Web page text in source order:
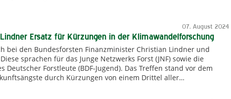
07. August 2024
Ersatz für Kürzungen in der Klimawandelforschung
bei den Bundesforsten Finanzminister Christian Lindner und
sprachen für das Junge Netzwerks Forst (JNF) sowie die
Deutscher Forstleute (BDF-Jugend). Das Treffen stand vor dem
durch Kürzungen von einem Drittel aller…